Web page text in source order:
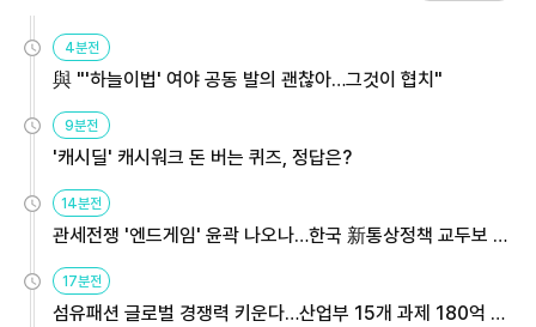
4분전
與 "'하늘이법' 여야 공동 발의 괜찮아…그것이 협치"
9분전
'캐시딜' 캐시워크 돈 버는 퀴즈, 정답은?
14분전
관세전쟁 '엔드게임' 윤곽 나오나…한국 新통상정책 교두보 활
용해야
17분전
섬유패션 글로벌 경쟁력 키운다…산업부 15개 과제 180억 지